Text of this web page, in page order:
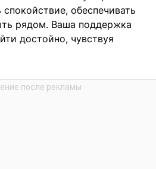
обеспечивать
рядом. Ваша поддержка
достойно, чувствуя